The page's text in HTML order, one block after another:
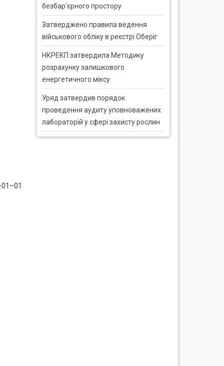
безбар'єрного простору
Затверджено правила ведення
військового обліку в реєстрі Оберіг
НКРЕКП затвердила Методику
розрахунку залишкового
енергетичного міксу
Уряд затвердив порядок
проведення аудиту уповноважених
лабораторій у сфері захисту рослин